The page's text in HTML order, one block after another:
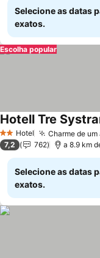
Selecione as datas
exatos.
Escolha popular
2 Estrelas
Hotel Charme de
Hotell Tre
7,2 762 a 8.9 km
Selecione as datas
exatos.